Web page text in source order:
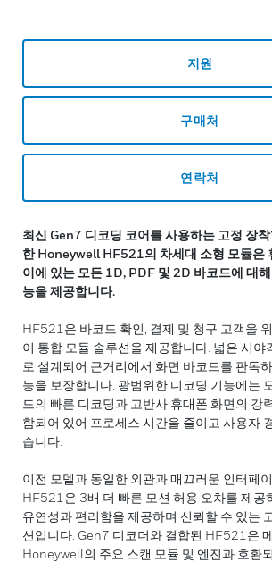
지원
구매처
연락처
최신 Gen7 디코딩 코어를 사용하는 고정 장
한 Honeywell HF521의 차세대 소형 모듈은
이에 있는 모든 1D, PDF 및 2D 바코드에 대
능을 제공합니다.
HF521은 바코드 확인, 결제 및 청구 고객을
이 통합 모듈 솔루션을 제공합니다. 넓은 시야
로 설계되어 근거리에서 화면 바코드를 판독
능을 보장합니다. 광범위한 디코딩 기능에는
드의 빠른 디코딩과 고반사 휴대폰 화면의 강
함되어 있어 프로세스 시간을 줄이고 사용자
습니다.
이전 모델과 동일한 외관과 매끄러운 인터페
HF521은 3배 더 빠른 모션 허용 오차를 제공
유연성과 편리함을 제공하며 신뢰할 수 있는
션입니다. Gen7 디코더와 결합된 HF521은
Honeywell의 주요 스캔 모듈 및 엔진과 호환